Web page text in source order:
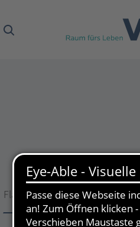
Fläche
Fläche 53